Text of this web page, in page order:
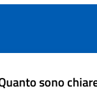
sono